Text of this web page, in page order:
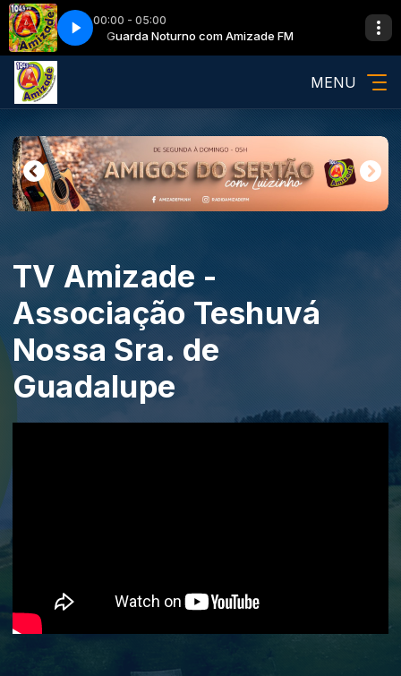
00:00 - 05:00
FM Guarda Noturno com Amizade FM
MENU
TV Amizade -
Associação Teshuvá
Nossa Sra. de
Guadalupe